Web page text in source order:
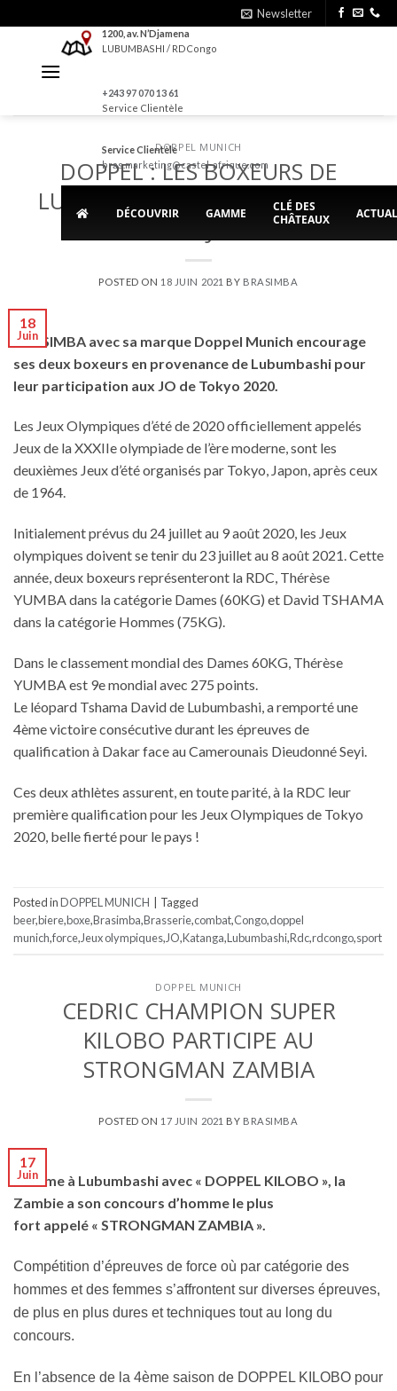
to
Newsletter
1200, av. N’Djamena
LUBUMBASHI / RDCongo
+243 97 070 13 61
Service Clientèle
Service Clientèle
bras.marketing@castel-afrique.com
DÉCOUVRIR GAMME
CLÉ DES
CHÂTEAUX
DOPPEL MUNICH
DOPPEL : LES BOXEURS DE
LUBUMBASHI QUALIFIES POUR
POSTED ON 18 JUIN 2021 BY BRASIMBA
18
Juin
BRASIMBA avec sa marque Doppel Munich encourage
ses deux boxeurs en provenance de Lubumbashi pour
leur participation aux JO de Tokyo 2020.
Les Jeux Olympiques d’été de 2020 officiellement appelés
Jeux de la XXXIIe olympiade de l’ère moderne, sont les
deuxièmes Jeux d’été organisés par Tokyo, Japon, après ceux
de 1964.
Initialement prévus du 24 juillet au 9 août 2020, les Jeux
olympiques doivent se tenir du 23 juillet au 8 août 2021. Cette
année, deux boxeurs représenteront la RDC, Thérèse
YUMBA dans la catégorie Dames (60KG) et David TSHAMA
dans la catégorie Hommes (75KG).
Dans le classement mondial des Dames 60KG, Thérèse
YUMBA est 9e mondial avec 275 points.
Le léopard Tshama David de Lubumbashi, a remporté une
4ème victoire consécutive durant les épreuves de
qualification à Dakar face au Camerounais Dieudonné Seyi.
Ces deux athlètes assurent, en toute parité, à la RDC leur
première qualification pour les Jeux Olympiques de Tokyo
2020, belle fierté pour le pays !
Posted inDOPPEL MUNICH
Tagged
beer,biere,boxe,Brasimba,Brasserie,combat,Congo,doppel
munich,force,Jeux olympiques,JO,Katanga,Lubumbashi,Rdc,rdcongo,sport
DOPPEL MUNICH
CEDRIC CHAMPION SUPER
KILOBO PARTICIPE AU
STRONGMAN ZAMBIA
POSTED ON 17 JUIN 2021 BY BRASIMBA
17
Juin
Comme à Lubumbashi avec « DOPPEL KILOBO », la
Zambie a son concours d’homme le plus
fort appelé « STRONGMAN ZAMBIA ».
Compétition d’épreuves de force où par catégorie des
hommes et des femmes s’affrontent sur diverses épreuves,
de plus en plus dures et techniques tout au long du
concours.
En l’absence de la 4ème saison de DOPPEL KILOBO pour